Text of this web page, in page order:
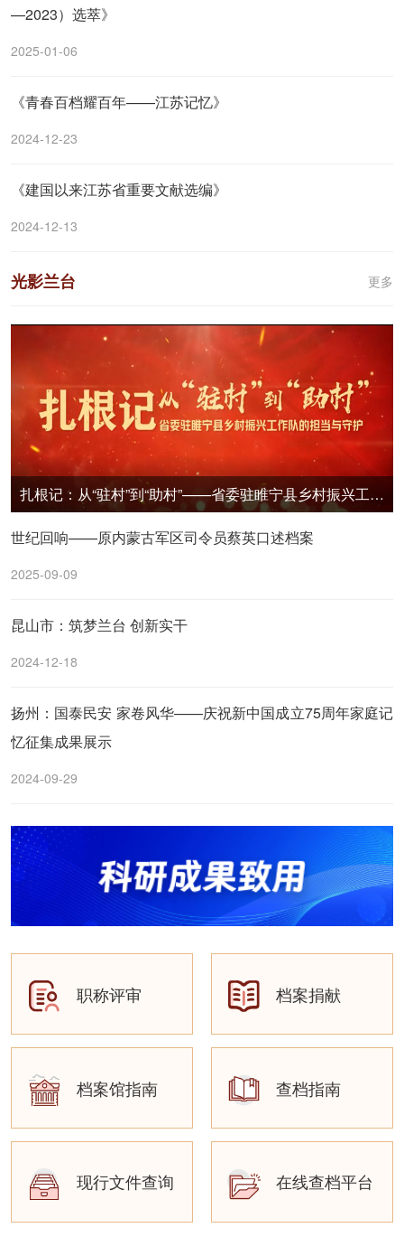
—2023）选萃》
2025-01-06
《青春百档耀百年——江苏记忆》
2024-12-23
《建国以来江苏省重要文献选编》
2024-12-13
光影兰台 更多
扎根记：从“驻村”到“助村”——省委驻睢宁县乡村振兴工作队的担当与守护
世纪回响——原内蒙古军区司令员蔡英口述档案
2025-09-09
昆山市：筑梦兰台 创新实干
2024-12-18
扬州：国泰民安 家卷风华——庆祝新中国成立75周年家庭记
忆征集成果展示
2024-09-29
职称评审 档案捐献
档案馆指南 查档指南
现行文件查询 在线查档平台